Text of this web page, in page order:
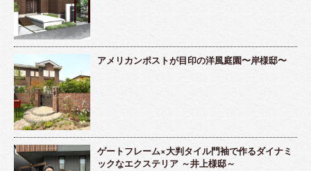
アメリカンポストが目印の洋風庭園〜岸様邸〜
ゲートフレーム×大判タイル門袖で作るダイナミ
ックなエクステリア ～井上様邸～